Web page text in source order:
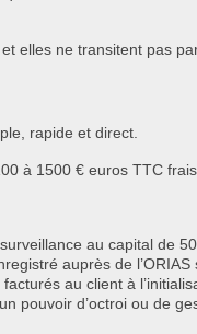
elles ne transitent pas
rapide et direct.
à 1500 € euros TTC frais
au capital de
auprès de
au client à
pouvoir d’octroi ou de